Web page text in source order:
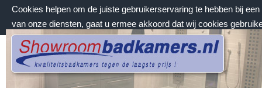
Cookies helpen om de juiste gebruikerservaring te hebben bij
van onze diensten, gaat u ermee akkoord dat wij cookies
vrijdag 7 augustus 2026, 16:05 uur
Welkom bij Showroombadkamers.nl